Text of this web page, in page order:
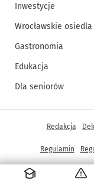
Inwestycje
Wrocławskie osiedla
Gastronomia
Edukacja
Dla seniorów
Inne
Redakcja
Regulamin